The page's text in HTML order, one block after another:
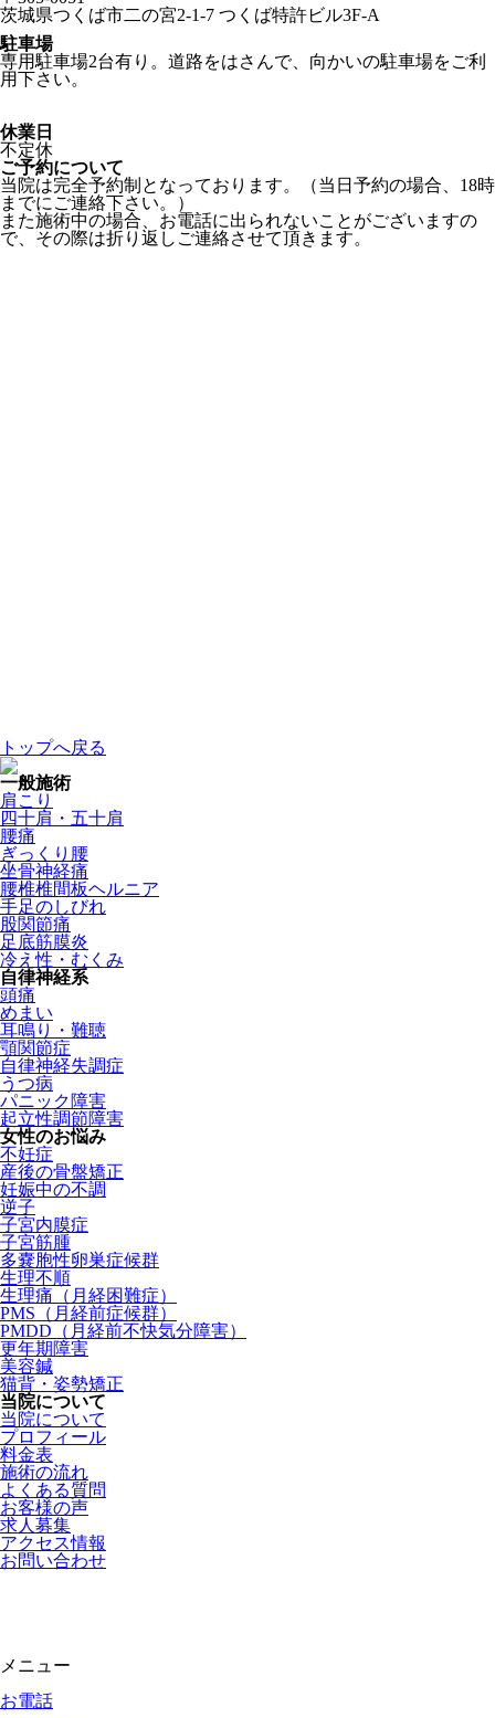
茨城県つくば市二の宮2-1-7 つくば特許ビル3F-A
駐車場
専用駐車場2台有り。道路をはさんで、向かいの駐車場をご利
用下さい。
休業日
不定休
ご予約について
当院は完全予約制となっております。（当日予約の場合、18時
までにご連絡下さい。）
また施術中の場合、お電話に出られないことがございますの
で、その際は折り返しご連絡させて頂きます。
トップへ戻る
一般施術
肩こり
四十肩・五十肩
腰痛
ぎっくり腰
坐骨神経痛
腰椎椎間板ヘルニア
手足のしびれ
股関節痛
足底筋膜炎
冷え性・むくみ
自律神経系
頭痛
めまい
耳鳴り・難聴
顎関節症
自律神経失調症
うつ病
パニック障害
起立性調節障害
女性のお悩み
不妊症
産後の骨盤矯正
妊娠中の不調
逆子
子宮内膜症
子宮筋腫
多嚢胞性卵巣症候群
生理不順
生理痛（月経困難症）
PMS（月経前症候群）
PMDD（月経前不快気分障害）
更年期障害
美容鍼
猫背・姿勢矯正
当院について
当院について
プロフィール
料金表
施術の流れ
よくある質問
お客様の声
求人募集
アクセス情報
お問い合わせ
メニュー
お電話